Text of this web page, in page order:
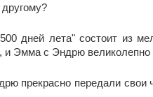
дней лета" состоит из
и Эмма с Эндрю великолепно
прекрасно передали свои